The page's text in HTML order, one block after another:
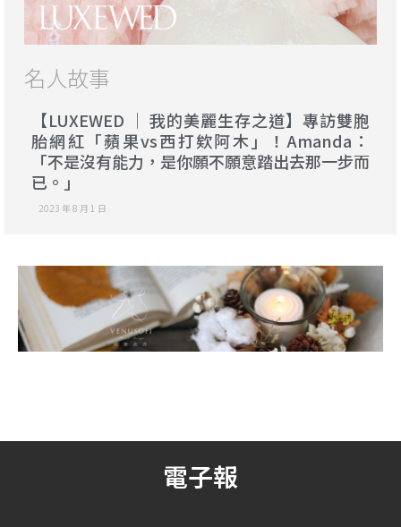
名人故事
【LUXEWED │ 我的美麗生存之道】專訪雙胞
胎網紅「蘋果vs西打欸阿木」！Amanda：
「不是沒有能力，是你願不願意踏出去那一步而
已。」
2023 年 8 月 1 日
電子報